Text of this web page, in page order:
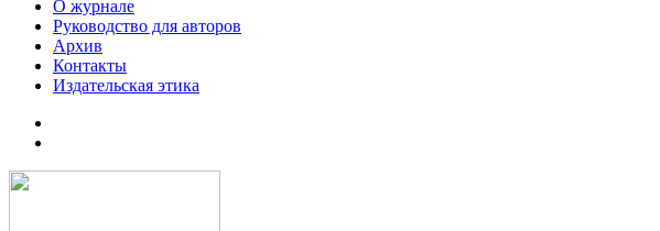
О журнале
Руководство для авторов
Архив
Контакты
Издательская этика